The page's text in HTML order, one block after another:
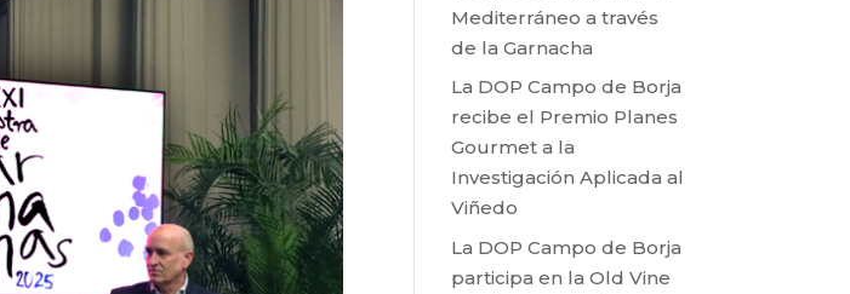
Mediterráneo a través
de la Garnacha
La DOP Campo de Borja
recibe el Premio Planes
Gourmet a la
Investigación Aplicada al
Viñedo
La DOP Campo de Borja
participa en la Old Vine